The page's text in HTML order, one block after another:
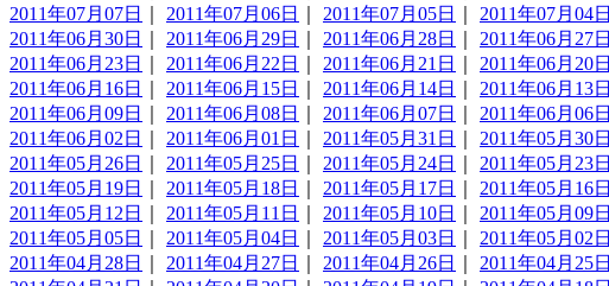
2011年07月07日
2011年07月06日 2011年07月05日 2011年07月04日
2011年06月30日
2011年06月29日 2011年06月28日 2011年06月27日
2011年06月23日
2011年06月22日 2011年06月21日 2011年06月20日
2011年06月16日
2011年06月15日 2011年06月14日 2011年06月13日
2011年06月09日
2011年06月08日 2011年06月07日 2011年06月06日
2011年06月02日
2011年06月01日 2011年05月31日 2011年05月30日
2011年05月26日
2011年05月25日 2011年05月24日 2011年05月23日
2011年05月19日
2011年05月18日 2011年05月17日 2011年05月16日
2011年05月12日
2011年05月11日 2011年05月10日 2011年05月09日
2011年05月05日
2011年05月04日 2011年05月03日 2011年05月02日
2011年04月28日
2011年04月27日 2011年04月26日 2011年04月25日